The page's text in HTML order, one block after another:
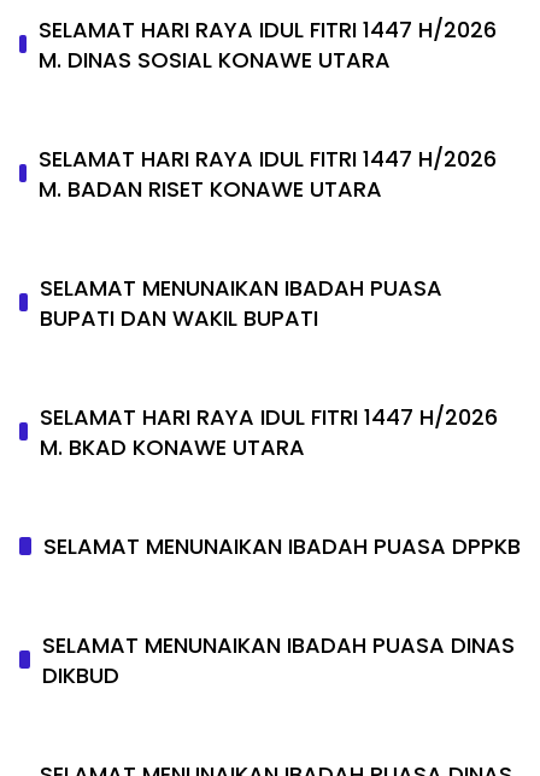
SELAMAT HARI RAYA IDUL FITRI 1447 H/2026
M. DINAS SOSIAL KONAWE UTARA
SELAMAT HARI RAYA IDUL FITRI 1447 H/2026
M. BADAN RISET KONAWE UTARA
SELAMAT MENUNAIKAN IBADAH PUASA
BUPATI DAN WAKIL BUPATI
SELAMAT HARI RAYA IDUL FITRI 1447 H/2026
M. BKAD KONAWE UTARA
SELAMAT MENUNAIKAN IBADAH PUASA DPPKB
SELAMAT MENUNAIKAN IBADAH PUASA DINAS
DIKBUD